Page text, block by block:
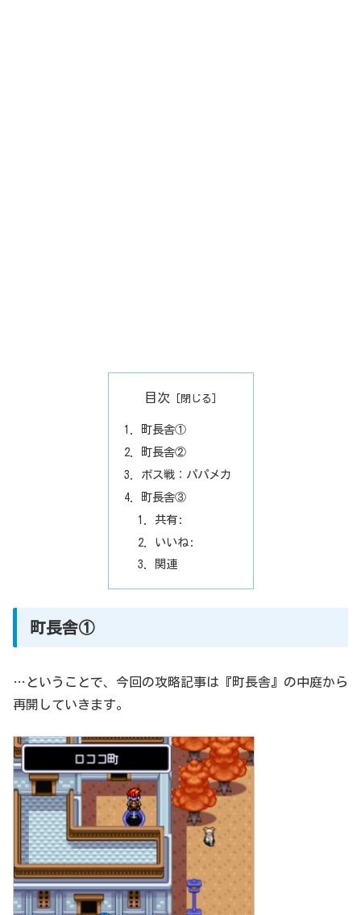
目次
町長舎①
町長舎②
ボス戦：パパメカ
町長舎③
共有:
いいね:
関連
町長舎①
…ということで、今回の攻略記事は『町長舎』の中庭から
再開していきます。